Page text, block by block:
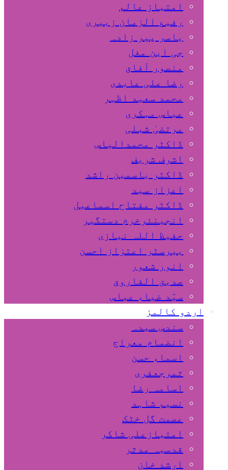
امتیاز عالم
رفیع الزمان زبیری
یاسر پیر زادہ
جی این مغل
منصور آفاق
رضا علی عابدی
محمد سعید اظہر
عباس مہکری
مرتضیٰ شبلی
ڈاکٹر محمدالیاس
اشرف شریف
ڈاکٹر یاسمین راشد
اعزاز سید
ڈاکٹر مفتاح اسماعیل
انجینئرخرم دستگیر
حفیظ اللہ نیازی
بیرسٹر اعتزاز احسن
انور شعور
صدیق الفاروق
سیّد ضیاء عباس
اردو کالمز
سندس سیدہ
انضمام معراج
اسماء حسن
ثمرجعفری
اسامہ رضا
نسیم شاہد
عصمت گل خٹک
امتیازعلی شاکر
قدسیہ مدثر
ارشد خان